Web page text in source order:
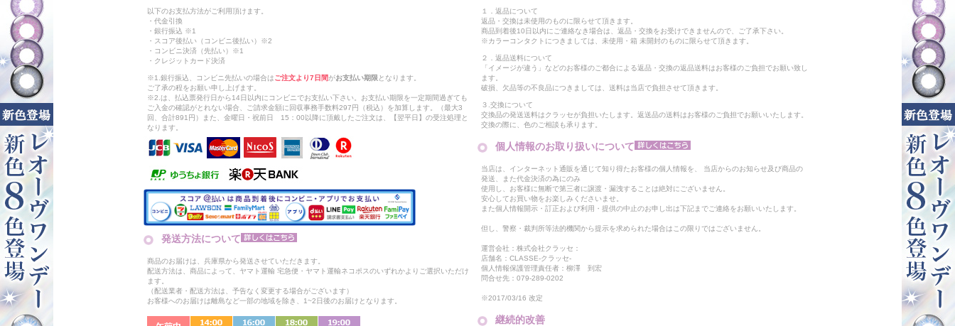
以下のお支払方法がご利用頂けます。
・代金引換
・銀行振込 ※1
・スコア後払い（コンビニ後払い）※2
・コンビニ決済（先払い）※1
・クレジットカード決済
※1.銀行振込、コンビニ先払いの場合はご注文より7日間がお支払い期限 となります。
ご了承の程をお願い申し上げます。
※2.は、払込票発行日から14日以内にコンビニでお支払い下さい。お支払い期限を一定期間過ぎても
ご入金の確認がとれない場合、ご請求金額に回収事務手数料297円（税込）を加算します。（最大3
回、合計891円）また、金曜日・祝前日 15：00以降に頂戴したご注文は、【翌平日】の受注処理と
なります。
発送方法について
商品のお届けは、兵庫県から発送させていただきます。
配送方法は、商品によって、ヤマト運輸 宅急便・ヤマト運輸ネコポスのいずれかよりご選択いただけ
ます。
（配送業者・配送方法は、予告なく変更する場合がございます）
お客様へのお届けは離島など一部の地域を除き、1~2日後のお届けとなります。
１．返品について
返品・交換は未使用のものに限らせて頂きます。
商品到着後10日以内にご連絡なき場合は、返品・交換をお受けできませんので、ご了承下さい。
※カラーコンタクトにつきましては、未使用・箱 未開封のものに限らせて頂きます。
２．返品送料について
「イメージが違う」などのお客様のご都合による返品・交換の返品送料はお客様のご負担でお願い致し
ます。
破損、欠品等の不良品につきましては、送料は当店で負担させて頂きます。
３.交換について
交換品の発送送料はクラッセが負担いたします。返送品の送料はお客様のご負担でお願いいたします。
交換の際に、色のご相談も承ります。
個人情報のお取り扱いについて
当店は、インターネット通販を通じて知り得たお客様の個人情報を、 当店からのお知らせ及び商品の
発送、また代金決済の為にのみ
使用し、お客様に無断で第三者に譲渡・漏洩することは絶対にございません。
安心してお買い物をお楽しみくださいませ。
また個人情報開示・訂正および利用・提供の中止のお申し出は下記までご連絡をお願いいたします。
但し、警察・裁判所等法的機関から提示を求められた場合はこの限りではございません。
運営会社：株式会社クラッセ：
店舗名：CLASSE-クラッセ-
個人情報保護管理責任者：柳澤 到宏
問合せ先：079-289-0202
※2017/03/16 改定
継続的改善